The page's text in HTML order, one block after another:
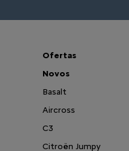
Ofertas
Novos
Basalt
Aircross
C3
Citroën Jumpy